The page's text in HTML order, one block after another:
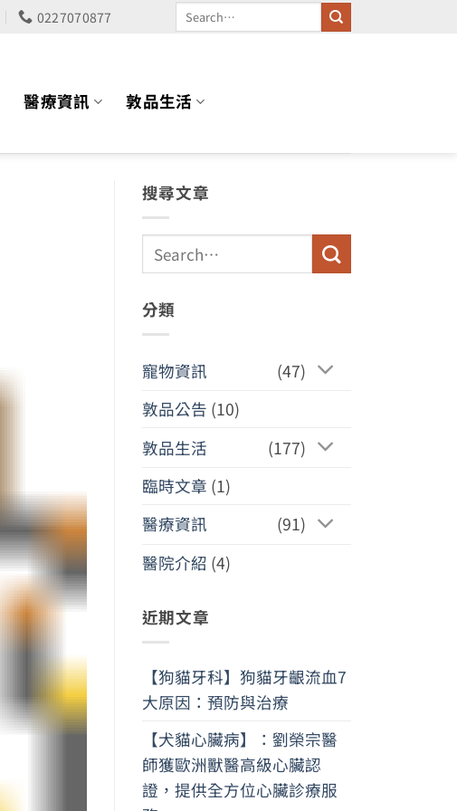
0227070877
醫療資訊 敦品生活
搜尋文章
分類
寵物資訊
(47)
敦品公告 (10)
敦品生活
(177)
臨時文章 (1)
醫療資訊
(91)
醫院介紹 (4)
近期文章
【狗貓牙科】狗貓牙齦流血7
大原因：預防與治療
【犬貓心臟病】：劉榮宗醫
師獲歐洲獸醫高級心臟認
證，提供全方位心臟診療服